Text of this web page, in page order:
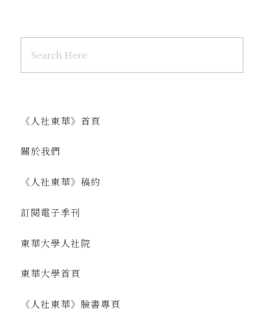
《人社東華》首頁
關於我們
《人社東華》稿約
訂閱電子季刊
東華大學人社院
東華大學首頁
《人社東華》臉書專頁